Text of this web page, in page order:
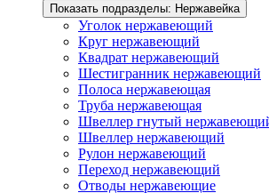
Показать подразделы: Нержавейка
Уголок нержавеющий
Круг нержавеющий
Квадрат нержавеющий
Шестигранник нержавеющий
Полоса нержавеющая
Труба нержавеющая
Швеллер гнутый
Швеллер нержавеющий
Рулон нержавеющий
Переход нержавеющий
Отводы нержавеющие